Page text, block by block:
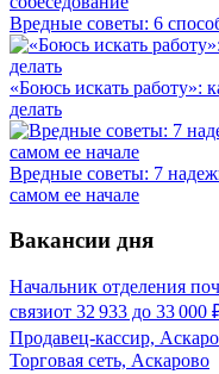
Вредные советы: 6
«Боюсь искать работу»:
делать
Вредные советы: 7
самом ее начале
Вакансии дня
Начальник отделения
связиот 32 933 до 33 000
Продавец-кассир,
Торговая сеть, Аскарово